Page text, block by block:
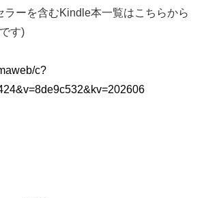
ーを含むKindle本一覧はこちらから
す)
c?